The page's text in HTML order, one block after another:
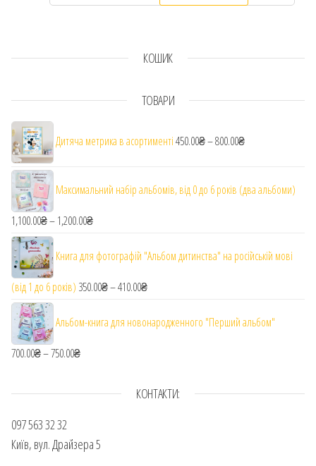
КОШИК
ТОВАРИ
Дитяча метрика в асортименті450.00₴–800.00₴
Максимальний набір альбомів, від 0 до 6 років (два альбоми)
1,100.00₴–1,200.00₴
Книга для фотографій "Альбом дитинства" на російській мові
(від 1 до 6 років) 350.00₴–410.00₴
Альбом-книга для новонародженного "Перший альбом"
700.00₴–750.00₴
КОНТАКТИ:
097 563 32 32
Київ, вул. Драйзера 5